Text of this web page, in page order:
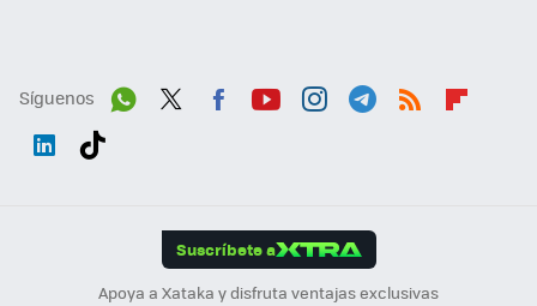
Síguenos
Suscríbete a
Apoya a Xataka y disfruta ventajas exclusivas